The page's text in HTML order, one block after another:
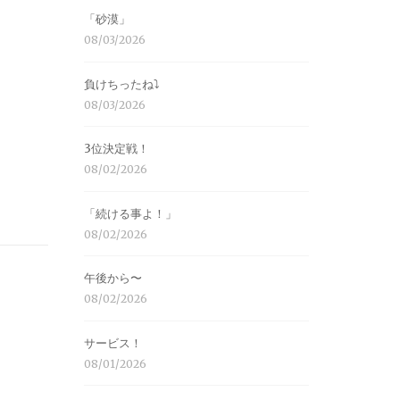
「砂漠」
08/03/2026
負けちったね⤵︎
08/03/2026
3位決定戦！
08/02/2026
「続ける事よ！」
08/02/2026
午後から〜
08/02/2026
サービス！
08/01/2026